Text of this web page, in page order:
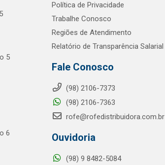
5
6
Política de Privacidade
Trabalhe Conosco
Regiões de Atendimento
Relatório de Transparência Salarial
Fale Conosco
(98) 2106-7373
(98) 2106-7363
rofe@rofedistribuidora.com.br
Ouvidoria
(98) 9 8482-5084